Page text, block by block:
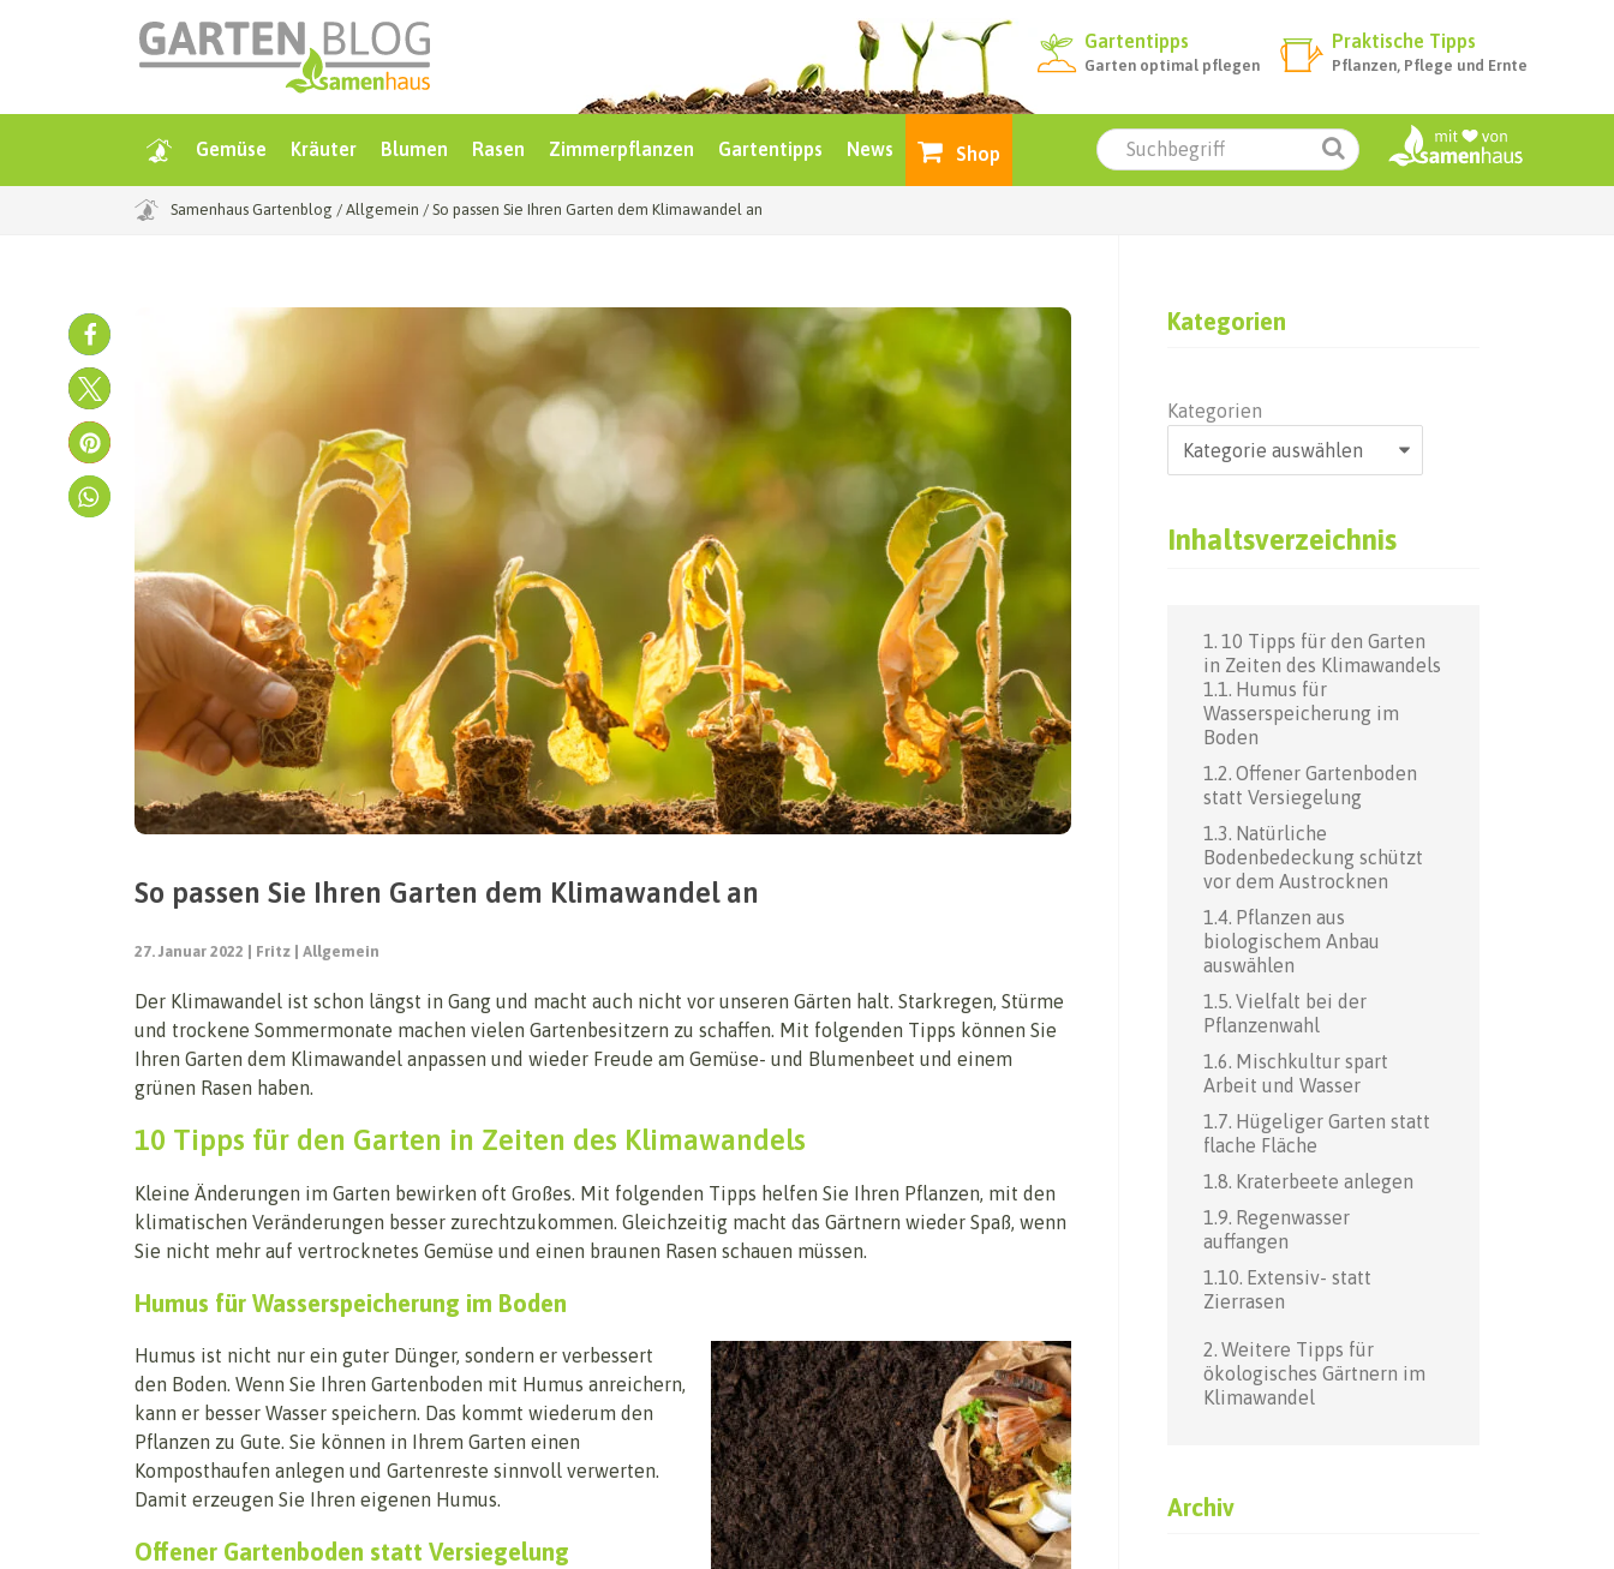
Gartentipps
Garten optimal pflegen
Praktische Tipps
Pflanzen, Pflege und Ernte
Gemüse Kräuter Blumen Rasen Zimmerpflanzen Gartentipps News Shop
Samenhaus Gartenblog / Allgemein / So passen Sie Ihren Garten dem Klimawandel an
So passen Sie Ihren Garten dem Klimawandel an
27. Januar 2022 Fritz Allgemein
Der Klimawandel ist schon längst in Gang und macht auch nicht vor unseren Gärten halt. Starkregen, Stürme
und trockene Sommermonate machen vielen Gartenbesitzern zu schaffen. Mit folgenden Tipps können Sie
Ihren Garten dem Klimawandel anpassen und wieder Freude am Gemüse- und Blumenbeet und einem
grünen Rasen haben.
10 Tipps für den Garten in Zeiten des Klimawandels
Kleine Änderungen im Garten bewirken oft Großes. Mit folgenden Tipps helfen Sie Ihren Pflanzen, mit den
klimatischen Veränderungen besser zurechtzukommen. Gleichzeitig macht das Gärtnern wieder Spaß, wenn
Sie nicht mehr auf vertrocknetes Gemüse und einen braunen Rasen schauen müssen.
Humus für Wasserspeicherung im Boden
Humus ist nicht nur ein guter Dünger, sondern er verbessert
den Boden. Wenn Sie Ihren Gartenboden mit Humus anreichern,
kann er besser Wasser speichern. Das kommt wiederum den
Pflanzen zu Gute. Sie können in Ihrem Garten einen
Komposthaufen anlegen und Gartenreste sinnvoll verwerten.
Damit erzeugen Sie Ihren eigenen Humus.
Offener Gartenboden statt Versiegelung
Kategorien
Kategorien
Inhaltsverzeichnis
10 Tipps für den Garten
in Zeiten des Klimawandels
Humus für
Wasserspeicherung im
Boden
Offener Gartenboden
statt Versiegelung
Natürliche
Bodenbedeckung schützt
vor dem Austrocknen
Pflanzen aus
biologischem Anbau
auswählen
Vielfalt bei der
Pflanzenwahl
Mischkultur spart
Arbeit und Wasser
Hügeliger Garten statt
flache Fläche
Kraterbeete anlegen
Regenwasser
auffangen
Extensiv- statt
Zierrasen
Weitere Tipps für
ökologisches Gärtnern im
Klimawandel
Archiv